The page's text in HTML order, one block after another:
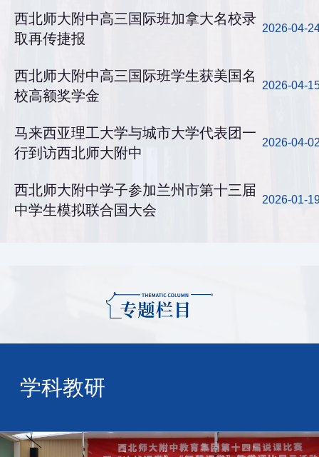
西北师大附中高三国际班加拿大名校录
取再传捷报
2026-04-
西北师大附中高三国际班学生获美国名
校高额奖学金
2026-04-
马来西亚理工大学与城市大学代表团一
行到访西北师大附中
2026-04-
西北师大附中学子参加兰州市第十三届
中学生模拟联合国大会
2026-01-
学科教研